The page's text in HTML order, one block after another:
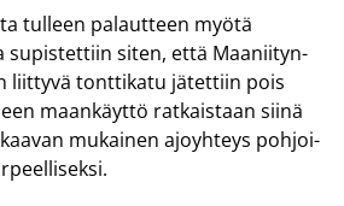
tul­leen pa­laut­teen myötä
su­pis­tet­tiin siten, että Maa­nii­tyn­
liit­ty­vä tont­ti­ka­tu jä­tet­tiin pois
maan­käyt­tö rat­kais­taan siinä
mu­kai­nen ajo­yh­teys poh­joi­